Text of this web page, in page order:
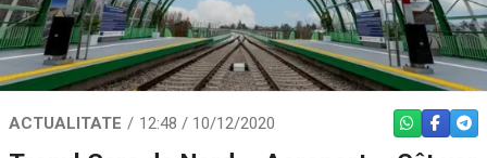
ACTUALITATE 12:48 / 10/12/2020 WHATSAPP